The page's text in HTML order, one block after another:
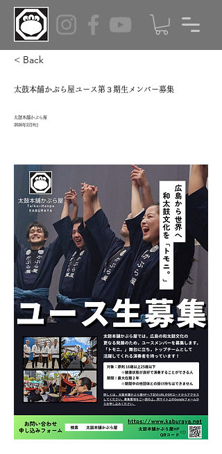
< Back
太鼓本舗かぶら屋ユース第３期生メンバー募集
太鼓本舗かぶら屋
2026年2月8日